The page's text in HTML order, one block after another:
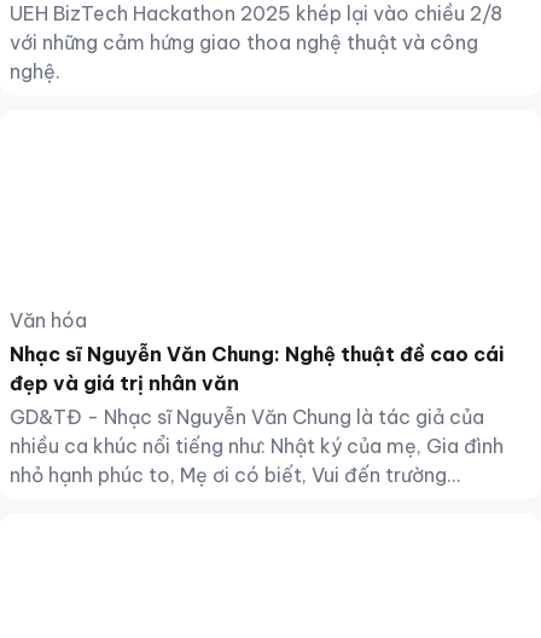
UEH BizTech Hackathon 2025 khép lại vào chiều 2/8
với những cảm hứng giao thoa nghệ thuật và công
nghệ.
Văn hóa
Nhạc sĩ Nguyễn Văn Chung: Nghệ thuật đề cao cái
đẹp và giá trị nhân văn
GD&TĐ - Nhạc sĩ Nguyễn Văn Chung là tác giả của
nhiều ca khúc nổi tiếng như: Nhật ký của mẹ, Gia đình
nhỏ hạnh phúc to, Mẹ ơi có biết, Vui đến trường…